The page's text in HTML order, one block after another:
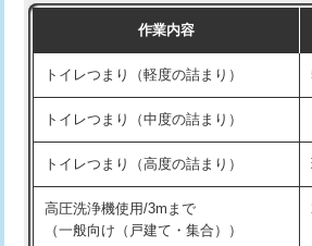
作業内容
トイレつまり（軽度の詰まり）
トイレつまり（中度の詰まり）
トイレつまり（高度の詰まり）
高圧洗浄機使用/3mまで
（一般向け（戸建て・集合））